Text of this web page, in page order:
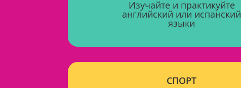
Изучайте и практикуйте
английский или испанский
языки
СПОРТ